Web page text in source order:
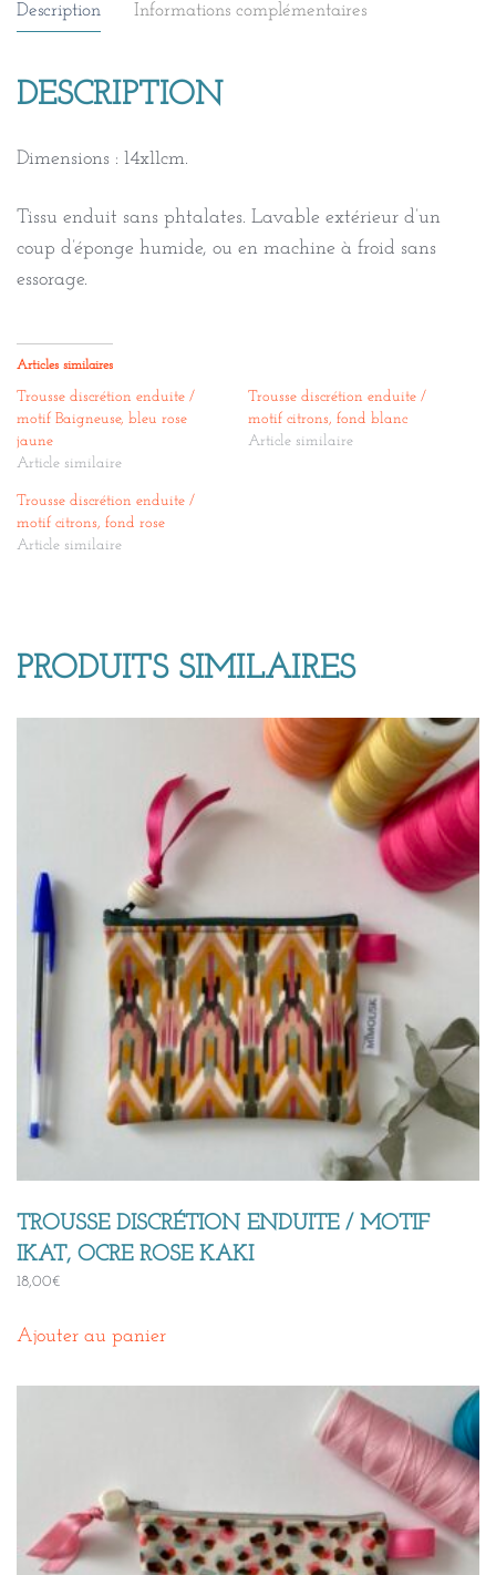
motif
vert
bleu
Description Informations complémentaires
DESCRIPTION
Dimensions : 14x11cm.
Tissu enduit sans phtalates. Lavable extérieur d’un
coup d’éponge humide, ou en machine à froid sans
essorage.
Articles similaires
Trousse discrétion enduite /
motif Baigneuse, bleu rose
jaune
Article similaire
Trousse discrétion enduite /
motif citrons, fond blanc
Article similaire
Trousse discrétion enduite /
motif citrons, fond rose
Article similaire
PRODUITS SIMILAIRES
TROUSSE DISCRÉTION ENDUITE / MOTIF
IKAT, OCRE ROSE KAKI
18,00€
Ajouter au panier